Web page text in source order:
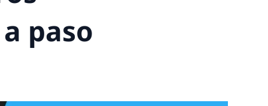
paso